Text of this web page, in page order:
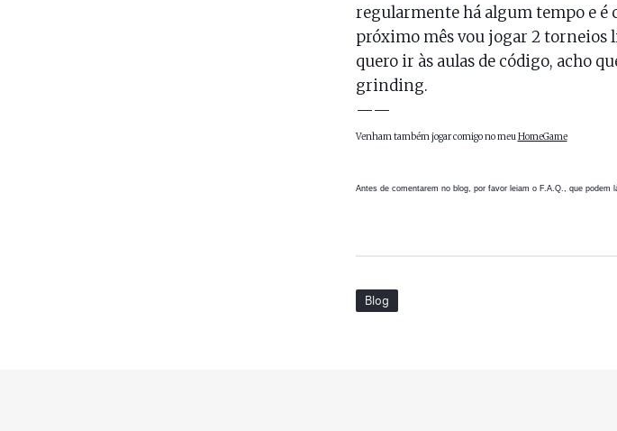
regularmente há algum tempo e é
próximo mês vou jogar 2 torneios
quero ir às aulas de código, acho
grinding.
——
Venham também jogar comigo no meuHomeGame
Antes de comentarem no blog, por favor leiam o F.A.Q., que podem
Blog